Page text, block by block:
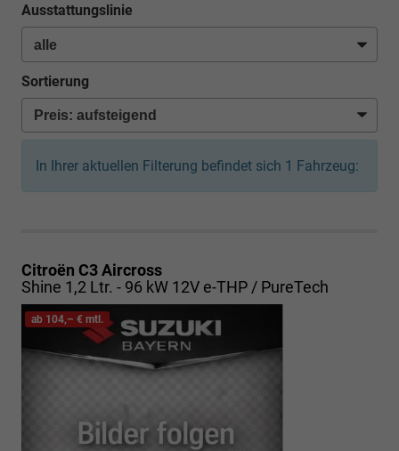
Ausstattungslinie
Sortierung
In Ihrer aktuellen Filterung befindet sich 1 Fahrzeug:
Citroën C3 Aircross
Shine 1,2 Ltr. - 96 kW 12V e-THP / PureTech
ab 104,– € mtl.